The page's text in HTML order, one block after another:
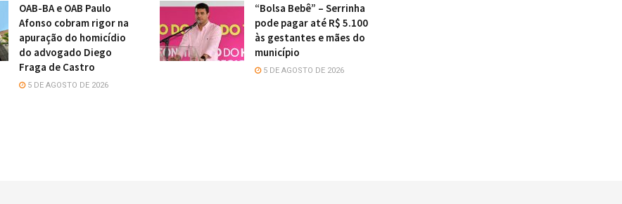
OAB-BA e OAB Paulo
Afonso cobram rigor na
apuração do homicídio
do advogado Diego
Fraga de Castro
5 DE AGOSTO DE 2026
“Bolsa Bebê” – Serrinha
pode pagar até R$ 5.100
às gestantes e mães do
município
5 DE AGOSTO DE 2026